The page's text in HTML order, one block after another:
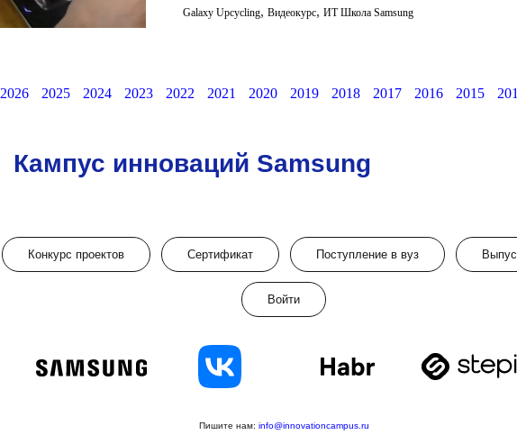
Galaxy Upcycling, Видеокурс, ИТ Школа Samsung
2026 2025 2024 2023 2022 2021 2020 2019 2018 2017 2016 2015
Кампус инноваций Samsung
Конкурс проектов Сертификат Поступление в вуз
Войти
Пишите нам: info@innovationcampus.ru